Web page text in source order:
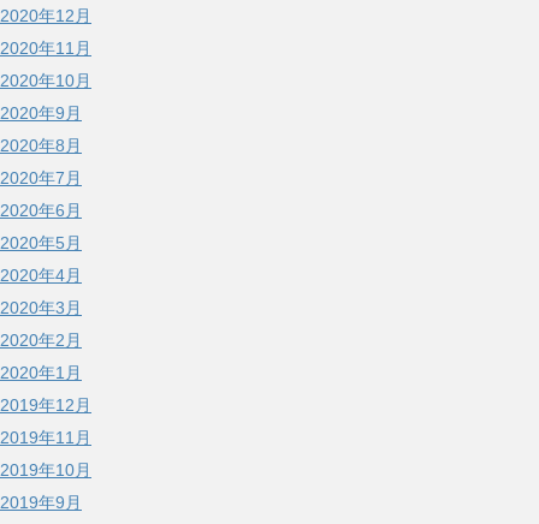
2020年12月
2020年11月
2020年10月
2020年9月
2020年8月
2020年7月
2020年6月
2020年5月
2020年4月
2020年3月
2020年2月
2020年1月
2019年12月
2019年11月
2019年10月
2019年9月